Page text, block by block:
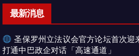
最新消息
圣保罗州立法议会官方论坛首次迎
打通中巴政企对话「高速通道」